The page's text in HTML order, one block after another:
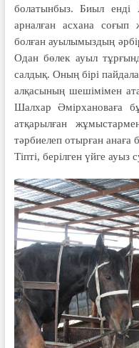
болатынбыз. Биыл
арналған асхана
болған ауылымыздың
Одан бөлек ауыл
салдық. Оның бірі
алқасының шешімімен
Шалхар Әмірхановаға
атқарылған
тәрбиелеп отырған анаға
Тіпті, берілген үйге ауыз